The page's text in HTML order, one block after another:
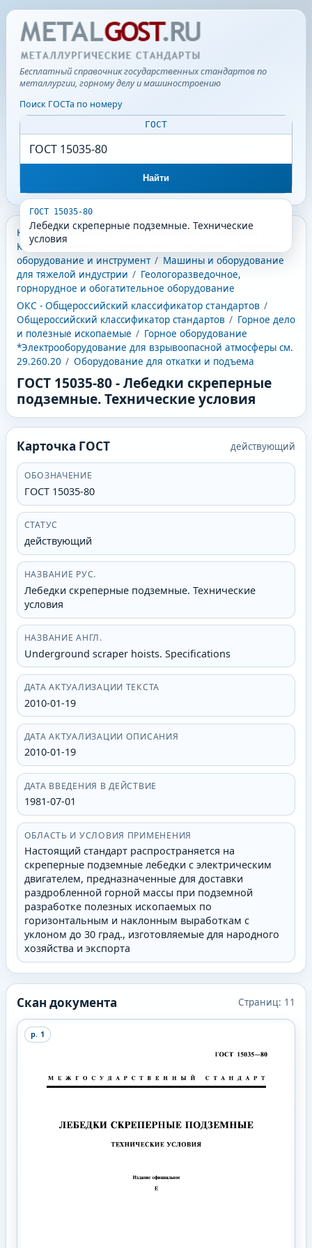
Бесплатный справочник государственных стандартов по
металлургии, горному делу и машиностроению
Поиск ГОСТа по номеру
ГОСТ
Найти
ГОСТ 15035-80
Лебедки скреперные подземные. Технические
условия
КГС - Классификатор государственных стандартов
Классификатор государственных стандартов
оборудование и инструмент / Машины и оборудование
для тяжелой индустрии / Геологоразведочное,
горнорудное и обогатительное оборудование
ОКС - Общероссийский классификатор стандартов /
Общероссийский классификатор стандартов / Горное дело
и полезные ископаемые / Горное оборудование
*Электрооборудование для взрывоопасной атмосферы см.
29.260.20 / Оборудование для откатки и подъема
ГОСТ 15035-80-Лебедки скреперные
подземные. Технические условия
Карточка ГОСТ действующий
ОБОЗНАЧЕНИЕ
ГОСТ 15035-80
СТАТУС
действующий
НАЗВАНИЕ РУС.
Лебедки скреперные подземные. Технические
условия
НАЗВАНИЕ АНГЛ.
Underground scraper hoists. Specifications
ДАТА АКТУАЛИЗАЦИИ ТЕКСТА
2010-01-19
ДАТА АКТУАЛИЗАЦИИ ОПИСАНИЯ
2010-01-19
ДАТА ВВЕДЕНИЯ В ДЕЙСТВИЕ
1981-07-01
ОБЛАСТЬ И УСЛОВИЯ ПРИМЕНЕНИЯ
Настоящий стандарт распространяется на
скреперные подземные лебедки с электрическим
двигателем, предназначенные для доставки
раздробленной горной массы при подземной
разработке полезных ископаемых по
горизонтальным и наклонным выработкам с
уклоном до 30 град., изготовляемые для народного
хозяйства и экспорта
Скан документа Страниц: 11
p. 1